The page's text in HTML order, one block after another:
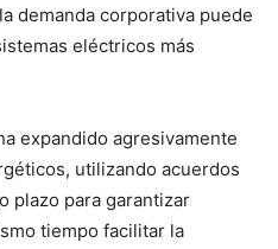
demanda corporativa puede
eléctricos más
expandido agresivamente
utilizando acuerdos
plazo para garantizar
tiempo facilitar la